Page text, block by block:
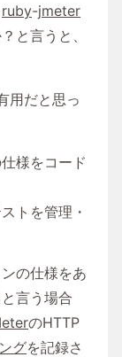
ruby-jmeter
と言うと、
用だと思っ
様をコード
トを管理・
の仕様をあ
言う場合
のHTTP
グを記録さ